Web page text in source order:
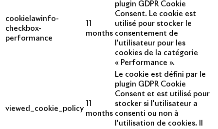
cookielawinfo-
checkbox-
performance
months
plugin GDPR Cookie
Consent. Le cookie est
utilisé pour stocker le
consentement de
l'utilisateur pour les
cookies de la catégorie
« Performance ».
viewed_cookie_policy
months
Le cookie est défini par le
plugin GDPR Cookie
Consent et est utilisé pour
stocker si l'utilisateur a
consenti ou non à
l'utilisation de cookies. Il